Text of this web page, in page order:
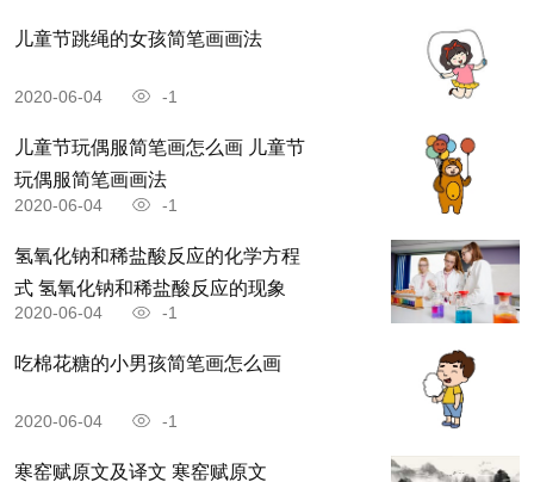
儿童节跳绳的女孩简笔画画法
2020-06-04 -1
儿童节玩偶服简笔画怎么画 儿童节
玩偶服简笔画画法
2020-06-04 -1
氢氧化钠和稀盐酸反应的化学方程
式 氢氧化钠和稀盐酸反应的现象
2020-06-04 -1
吃棉花糖的小男孩简笔画怎么画
2020-06-04 -1
寒窑赋原文及译文 寒窑赋原文